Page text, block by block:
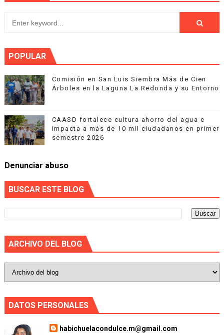
POPULAR
Comisión en San Luis Siembra Más de Cien
Árboles en la Laguna La Redonda y su Entorno
CAASD fortalece cultura ahorro del agua e
impacta a más de 10 mil ciudadanos en primer
semestre 2026
Denunciar abuso
BUSCAR ESTE BLOG
ARCHIVO DEL BLOG
DATOS PERSONALES
habichuelacondulce.m@gmail.com